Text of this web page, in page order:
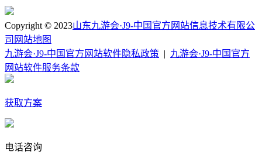
Copyright © 2023山东九游会·J9-中国官方网站信息技术有限公
司 网站地图
九游会·J9-中国官方网站软件隐私政策
九游会·J9-中国官方
网站软件服务条款
获取方案
电话咨询